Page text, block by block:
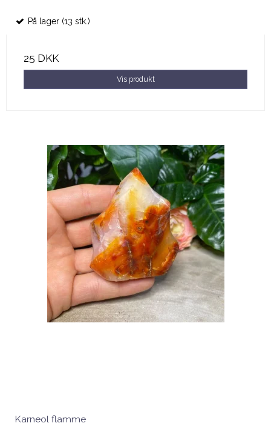
På lager (13 stk.)
25 DKK
Vis produkt
Karneol flamme